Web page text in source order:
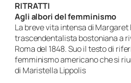
RITRATTI
Agli albori del femminismo
La breve vita intensa di Margaret
trascendentalista bostoniana a
Roma del 1848. Suo il testo di
femminismo americano che si
di Maristella Lippolis